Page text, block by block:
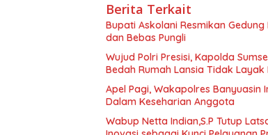
Berita Terkait
Bupati Askolani Resmikan
dan Bebas Pungli
Wujud Polri Presisi, Kapolda
Bedah Rumah Lansia Tidak Layak
Apel Pagi, Wakapolres
Dalam Keseharian Anggota
Wabup Netta Indian,S.P Tutup